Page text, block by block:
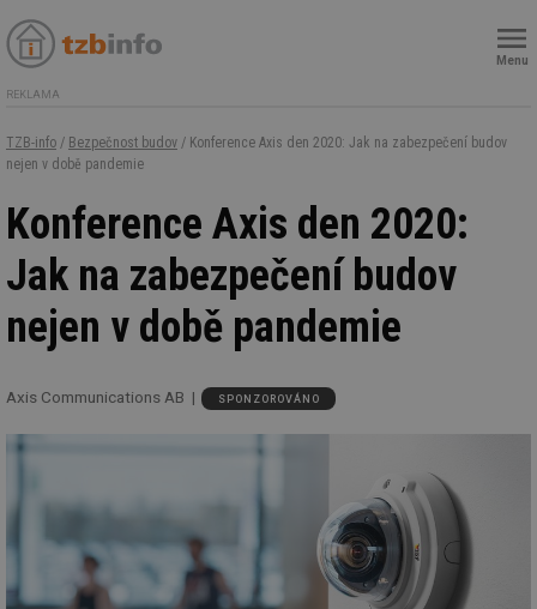
Menu
REKLAMA
TZB-info / Bezpečnost budov / Konference Axis den 2020: Jak na zabezpečení budov
nejen v době pandemie
Konference Axis den 2020:
Jak na zabezpečení budov
nejen v době pandemie
Axis Communications AB SPONZOROVÁNO